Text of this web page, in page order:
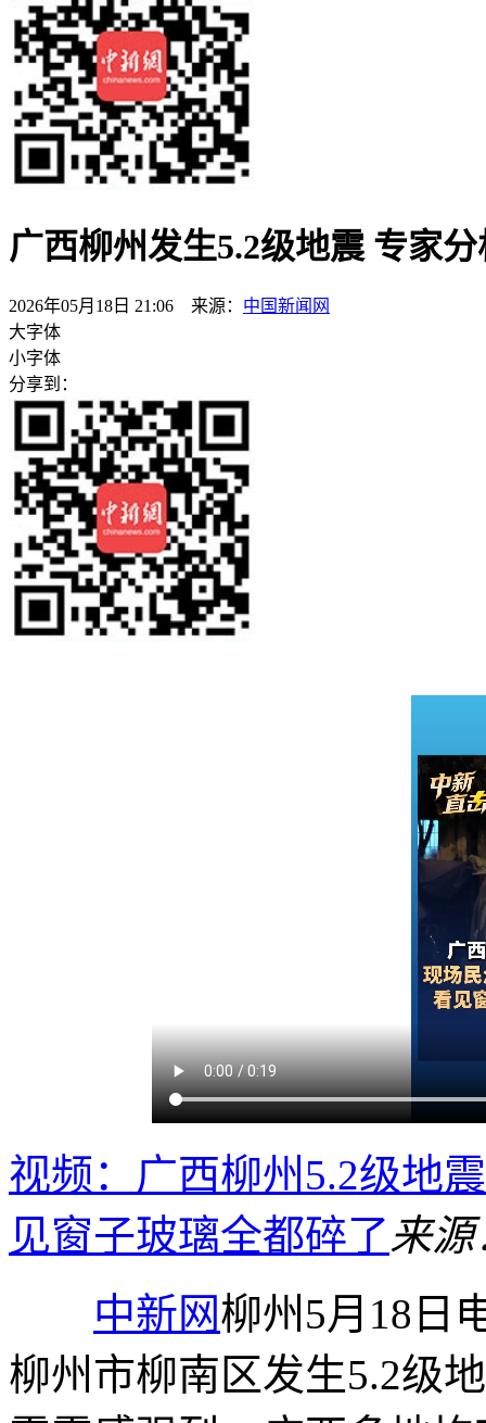
广西柳州发生5.2级地震 专家
2026年05月18日 21:06 来源： 中国新闻网
大字体
小字体
分享到：
视频：广西柳州5.2级地
见窗子玻璃全都碎了来
中新网柳州5月18日
柳州市柳南区发生5.2级